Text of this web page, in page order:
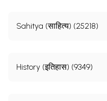
Sahitya (साहित्य) (25218)
History (इतिहास) (9349)